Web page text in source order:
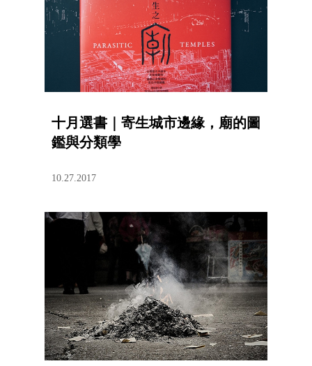
十月選書｜寄生城市邊緣，廟的圖
鑑與分類學
10.27.2017